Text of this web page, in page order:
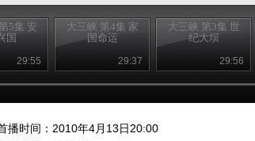
5集 安
国
29:55
大三峡 第4集 家
国命运
29:37
大三峡 第3集 世
纪大坝
29:56
播时间：2010年4月13日20:00